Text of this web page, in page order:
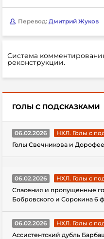
Перевод: Дмитрий Жуков
Система
реконструкции.
ГОЛЫ С ПОДСКАЗКАМИ
06.02.2026
НХЛ. Голы с
Голы Свечникова и
06.02.2026
НХЛ. Голы с
Спасения и пропущенные
Бобровского и Сорокина 6
06.02.2026
НХЛ. Голы с
Ассистентский дубль